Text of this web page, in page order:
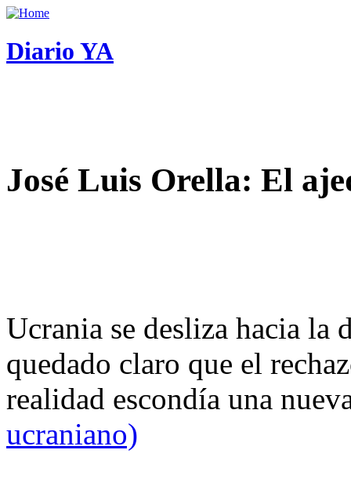
Diario YA
José Luis Orella: El
Ucrania se desliza hacia
quedado claro que el
realidad escondía una
ucraniano)